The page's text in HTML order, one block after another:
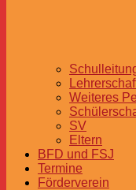
Weiteres
SV
Eltern
BFD und FSJ
Termine
Förderverein